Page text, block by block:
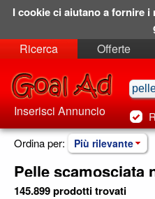
Ricerca Offerte
Inserisci Annuncio
Ordina per: Più rilevante
Pelle scamosciata
145.899 prodotti trovati
I cookie ci aiutano a fornire